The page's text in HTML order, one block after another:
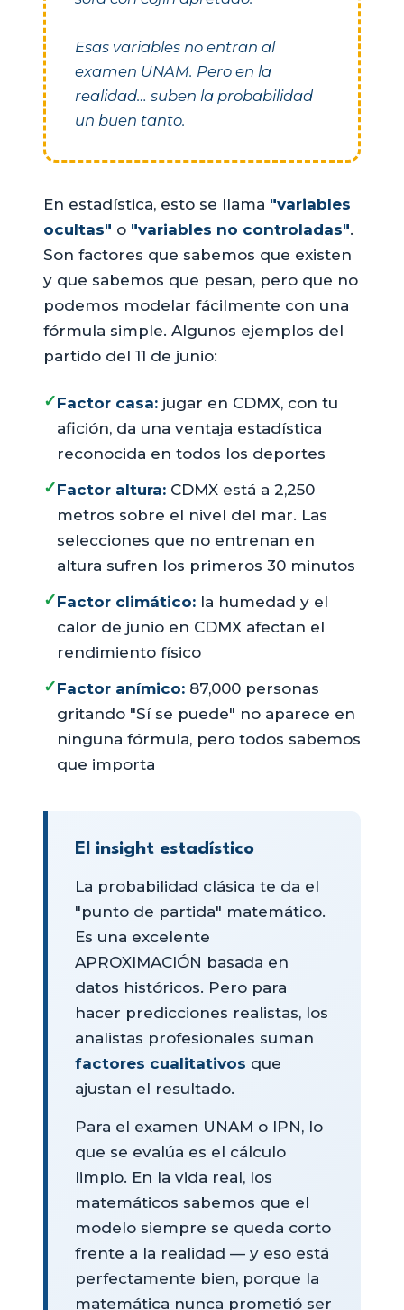
Esas variables no entran al
examen UNAM. Pero en la
realidad… suben la probabilidad
un buen tanto.
En estadística, esto se llama "variables
ocultas" o "variables no controladas".
Son factores que sabemos que existen
y que sabemos que pesan, pero que no
podemos modelar fácilmente con una
fórmula simple. Algunos ejemplos del
partido del 11 de junio:
✓Factor casa: jugar en CDMX, con tu
afición, da una ventaja estadística
reconocida en todos los deportes
✓Factor altura: CDMX está a 2,250
metros sobre el nivel del mar. Las
selecciones que no entrenan en
altura sufren los primeros 30 minutos
✓Factor climático: la humedad y el
calor de junio en CDMX afectan el
rendimiento físico
✓Factor anímico: 87,000 personas
gritando "Sí se puede" no aparece en
ninguna fórmula, pero todos sabemos
que importa
El insight estadístico
La probabilidad clásica te da el
"punto de partida" matemático.
Es una excelente
APROXIMACIÓN basada en
datos históricos. Pero para
hacer predicciones realistas, los
analistas profesionales suman
factores cualitativos que
ajustan el resultado.
Para el examen UNAM o IPN, lo
que se evalúa es el cálculo
limpio. En la vida real, los
matemáticos sabemos que el
modelo siempre se queda corto
frente a la realidad — y eso está
perfectamente bien, porque la
matemática nunca prometió ser